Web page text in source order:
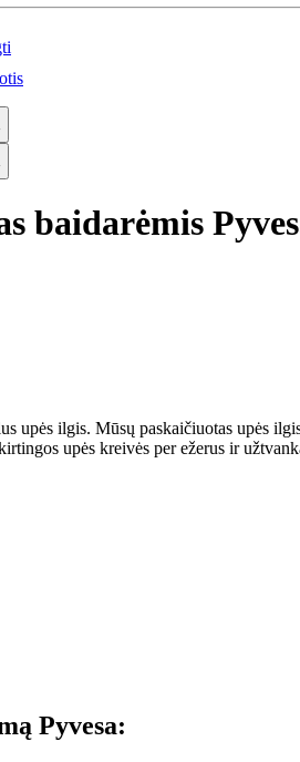
baidarėmis
upės ilgis. Mūsų paskaičiuotas upės
upės kreivės per ežerus ir
Pyvesa: